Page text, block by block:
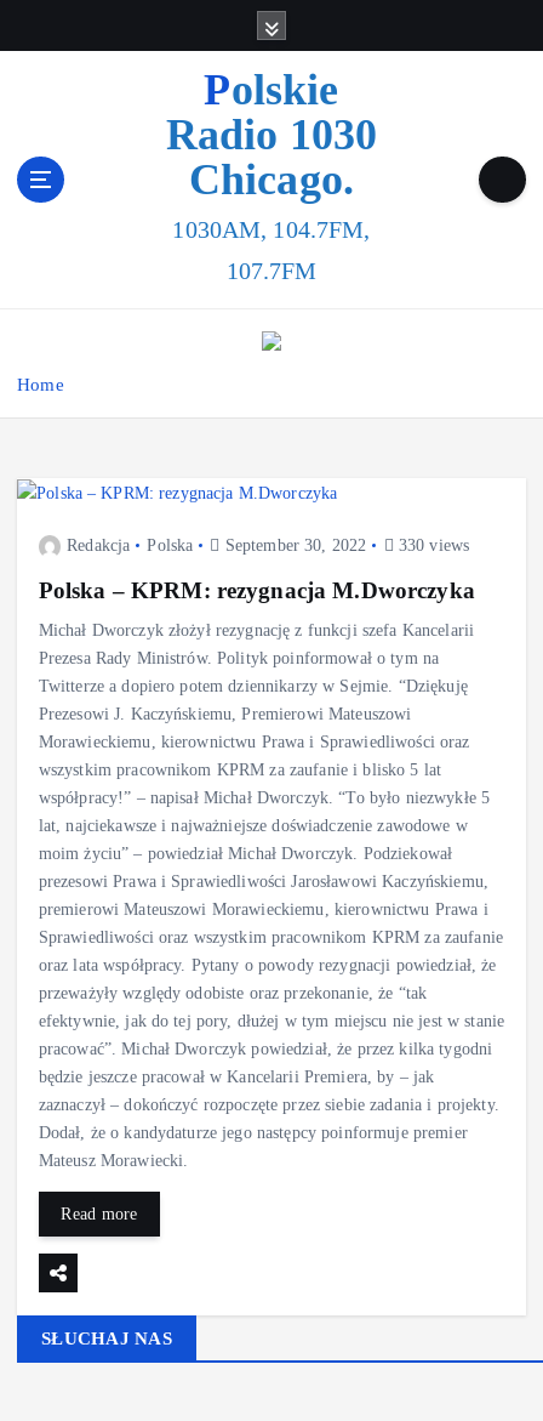
Polskie
Radio 1030
Chicago.
1030AM, 104.7FM,
107.7FM
Home
Redakcja Polska September 30, 2022 330 views
Polska – KPRM: rezygnacja M.Dworczyka
Michał Dworczyk złożył rezygnację z funkcji szefa Kancelarii
Prezesa Rady Ministrów. Polityk poinformował o tym na
Twitterze a dopiero potem dziennikarzy w Sejmie. “Dziękuję
Prezesowi J. Kaczyńskiemu, Premierowi Mateuszowi
Morawieckiemu, kierownictwu Prawa i Sprawiedliwości oraz
wszystkim pracownikom KPRM za zaufanie i blisko 5 lat
współpracy!” – napisał Michał Dworczyk. “To było niezwykłe 5
lat, najciekawsze i najważniejsze doświadczenie zawodowe w
moim życiu” – powiedział Michał Dworczyk. Podziekował
prezesowi Prawa i Sprawiedliwości Jarosławowi Kaczyńskiemu,
premierowi Mateuszowi Morawieckiemu, kierownictwu Prawa i
Sprawiedliwości oraz wszystkim pracownikom KPRM za zaufanie
oraz lata współpracy. Pytany o powody rezygnacji powiedział, że
przeważyły względy odobiste oraz przekonanie, że “tak
efektywnie, jak do tej pory, dłużej w tym miejscu nie jest w stanie
pracować”. Michał Dworczyk powiedział, że przez kilka tygodni
będzie jeszcze pracował w Kancelarii Premiera, by – jak
zaznaczył – dokończyć rozpoczęte przez siebie zadania i projekty.
Dodał, że o kandydaturze jego następcy poinformuje premier
Mateusz Morawiecki.
Read more
SŁUCHAJ NAS